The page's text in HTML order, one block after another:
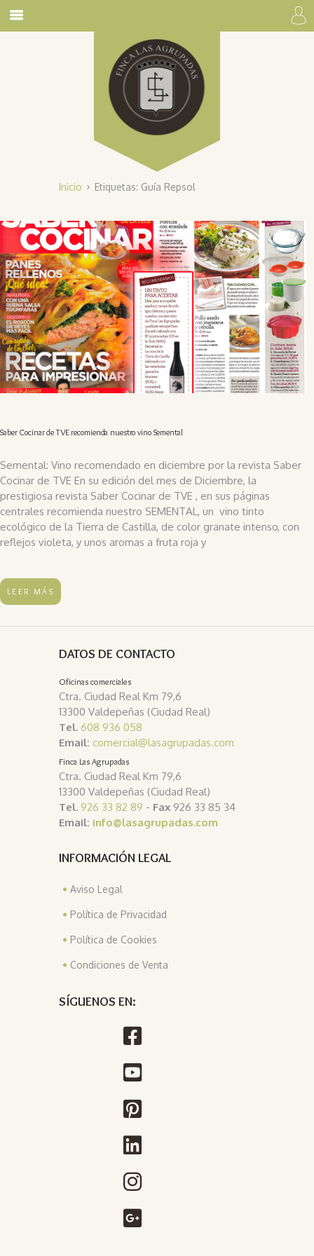
Inicio Etiquetas: Guía Repsol
Saber Cocinar de TVE recomienda nuestro vino Semental
Semental: Vino recomendado en diciembre por la revista Saber
Cocinar de TVE En su edición del mes de Diciembre, la
prestigiosa revista Saber Cocinar de TVE , en sus páginas
centrales recomienda nuestro SEMENTAL, un vino tinto
ecológico de la Tierra de Castilla, de color granate intenso, con
reflejos violeta, y unos aromas a fruta roja y
LEER MÁS
DATOS DE CONTACTO
Oficinas comerciales
Ctra. Ciudad Real Km 79,6
13300 Valdepeñas (Ciudad Real)
Tel. 608 936 058
Email: comercial@lasagrupadas.com
Finca Las Agrupadas
Ctra. Ciudad Real Km 79,6
13300 Valdepeñas (Ciudad Real)
Tel. 926 33 82 89 - Fax 926 33 85 34
Email: info@lasagrupadas.com
INFORMACIÓN LEGAL
Aviso Legal
Política de Privacidad
Política de Cookies
Condiciones de Venta
SÍGUENOS EN: